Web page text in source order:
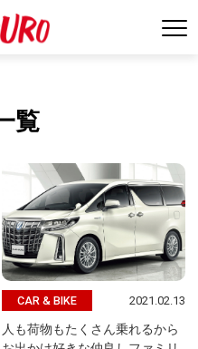
覧
CAR & BIKE 2021.02.13
人も荷物もたくさん乗れるから